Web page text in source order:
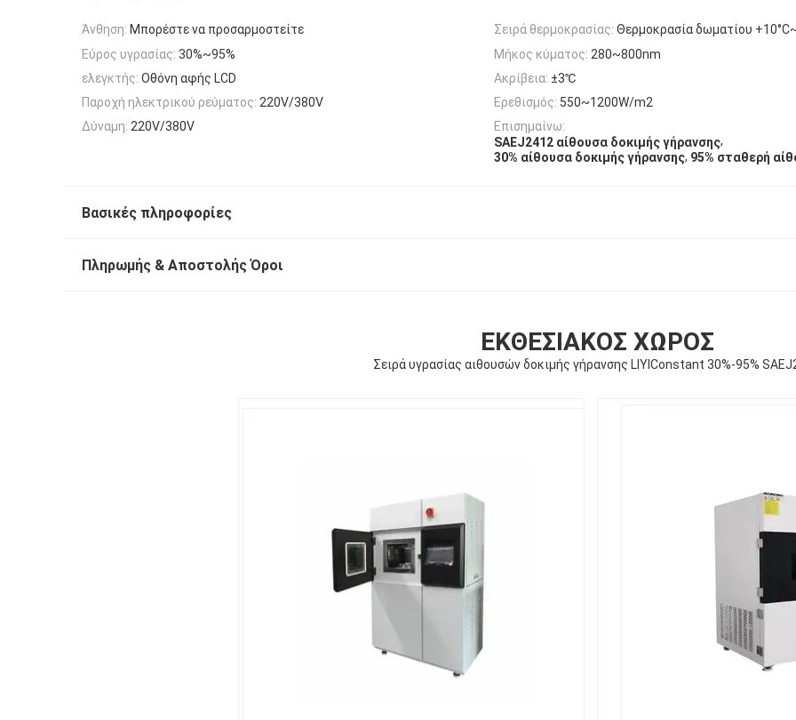
Άνθηση: Μπορέστε να προσαρμοστείτε Σειρά θερμοκρασίας: Θερμοκρασία δωματίου
Εύρος υγρασίας: 30%~95% Μήκος κύματος: 280~800nm
ελεγκτής: Οθόνη αφής LCD Ακρίβεια: ±3℃
Παροχή ηλεκτρικού ρεύματος: 220V/380V Ερεθισμός: 550~1200W/m2
Δύναμη: 220V/380V
Επισημαίνω:
SAEJ2412 αίθουσα δοκιμής γήρανσης,
30% αίθουσα δοκιμής γήρανσης, 95% σταθερή
Βασικές πληροφορίες
Πληρωμής & Αποστολής Όροι
ΕΚΘΕΣΙΑΚΌΣ ΧΏΡΟΣ
Σειρά υγρασίας αιθουσών δοκιμής γήρανσης LIYIConstant 30%-95%